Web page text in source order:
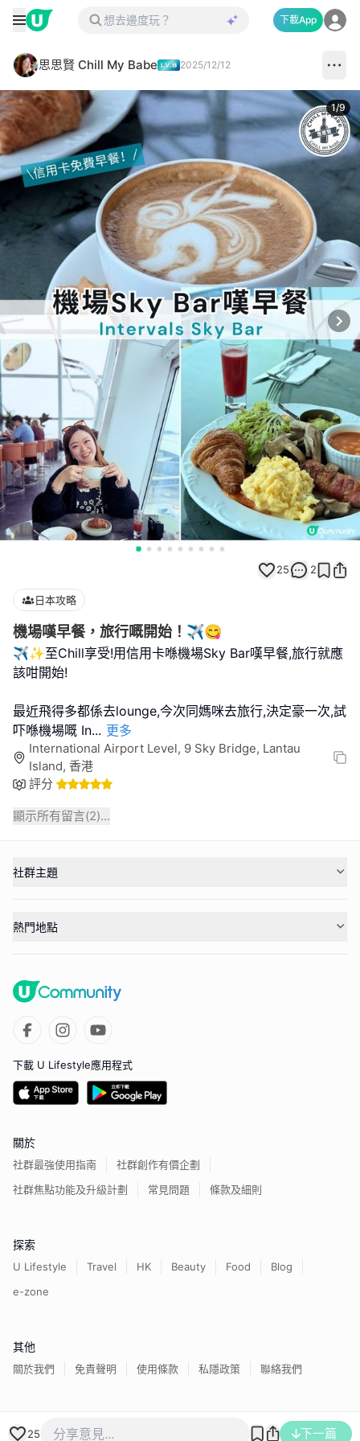
下載App
思思賢 Chill My Babe 2025/12/12
1/9
25 2
日本攻略
機場嘆早餐，旅行嘅開始！✈️😋
✈️✨至Chill享受!用信用卡喺機場Sky Bar嘆早餐,旅行就應
該咁開始!
最近飛得多都係去lounge,今次同媽咪去旅行,決定豪一次,試
吓喺機場嘅 In... 更多
International Airport Level, 9 Sky Bridge, Lantau
Island, 香港
評分
顯示所有留言(2)...
25 下一篇
社群主題
熱門地點
下載 U Lifestyle應用程式
關於
社群最強使用指南
社群創作有價企劃
社群焦點功能及升級計劃
常見問題 條款及細則
探索
U Lifestyle Travel HK Beauty Food
Blog
e-zone
其他
關於我們 免責聲明 使用條款 私隱政策 聯絡我們
香港經濟日報版權所有©